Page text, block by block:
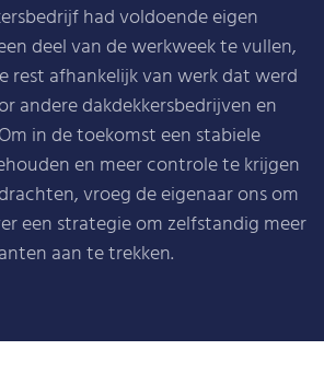
had voldoende eigen
deel van de werkweek te vullen,
rest afhankelijk van werk dat werd
andere dakdekkersbedrijven en
in de toekomst een stabiele
en meer controle te krijgen
vroeg de eigenaar ons om
een strategie om zelfstandig meer
aan te trekken.